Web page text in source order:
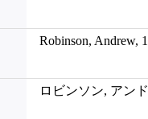
Robinson, Andrew,
ロビンソン, アン